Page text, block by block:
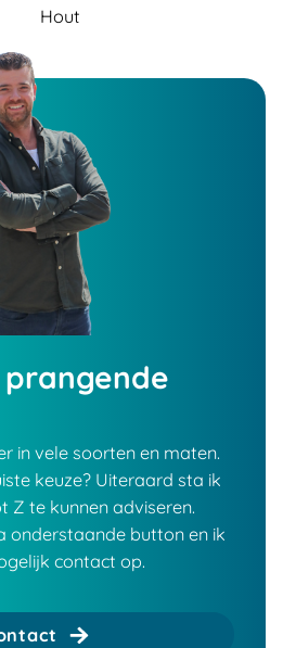
Hout
in vele soorten en maten.
keuze? Uiteraard sta ik
Z te kunnen adviseren.
onderstaande button en ik
contact op.